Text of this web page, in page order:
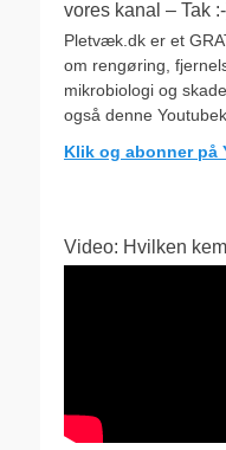
vores kanal – Tak
Pletvæk.dk er et
om rengøring,
mikrobiologi og
også denne
Klik og abonner på
Video: Hvilken